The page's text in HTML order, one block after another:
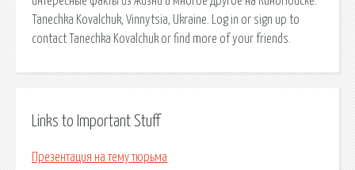
Tanechka Kovalchuk, Vinnytsia, Ukraine. Log in or sign up to
contact Tanechka Kovalchuk or find more of your friends.
Links to Important Stuff
Презентация на тему тюрьма